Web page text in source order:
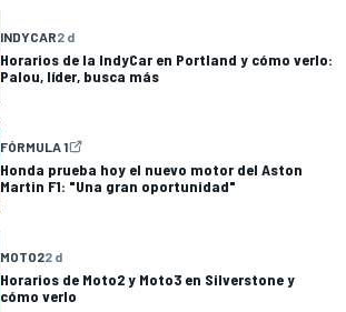
INDYCAR2 d
Horarios de la IndyCar en Portland y cómo verlo:
Palou, líder, busca más
FÓRMULA 1
Honda prueba hoy el nuevo motor del Aston
Martin F1: "Una gran oportunidad"
MOTO22 d
Horarios de Moto2 y Moto3 en Silverstone y
cómo verlo